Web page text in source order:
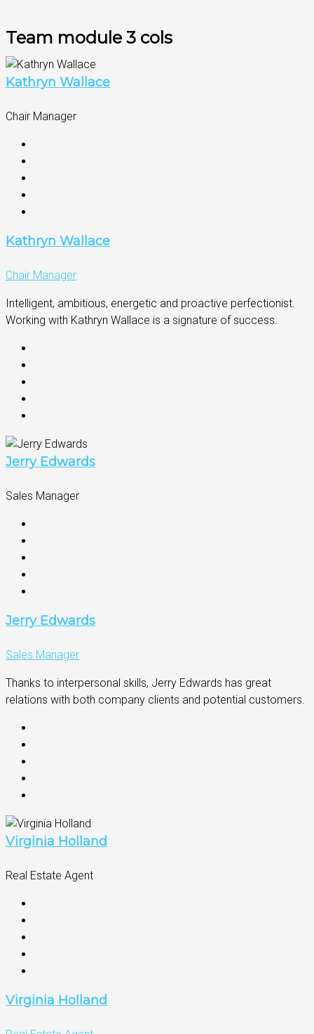
Team module 3 cols
Kathryn Wallace
Chair Manager
Kathryn Wallace
Chair Manager
Intelligent, ambitious, energetic and proactive perfectionist.
Working with Kathryn Wallace is a signature of success.
Jerry Edwards
Sales Manager
Jerry Edwards
Sales Manager
Thanks to interpersonal skills, Jerry Edwards has great
relations with both company clients and potential customers.
Virginia Holland
Real Estate Agent
Virginia Holland